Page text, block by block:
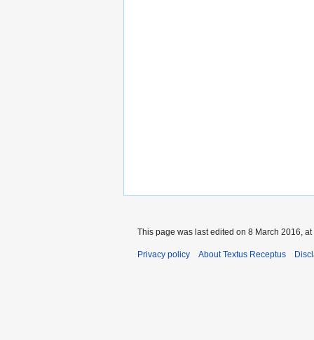
This page was last edited on 8 March 2016, at
Privacy policy About Textus Receptus